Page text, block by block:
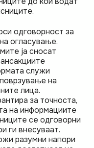
одговорност за
огласување.
ја сносат
служи
на
лица.
за точноста,
на информациите
се одговорни
ги внесуваат.
разумни напори